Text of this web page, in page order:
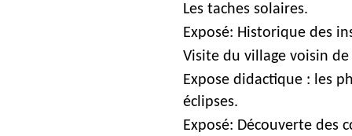
Les taches solaires.
Exposé: Historique des
Visite du village voisin
Expose didactique : les
éclipses.
Exposé: Découverte des